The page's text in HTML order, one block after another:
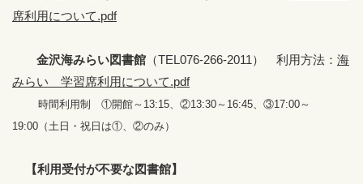
席利用について.pdf
金沢海みらい図書館 （TEL076-266-2011） 利用方法： 海
みらい 学習席利用について.pdf
時間利用制 ①開館～13:15、②13:30～16:45、③17:00～
19:00 （土日・祝日は①、②のみ）
【利用受付が不要な図書館】